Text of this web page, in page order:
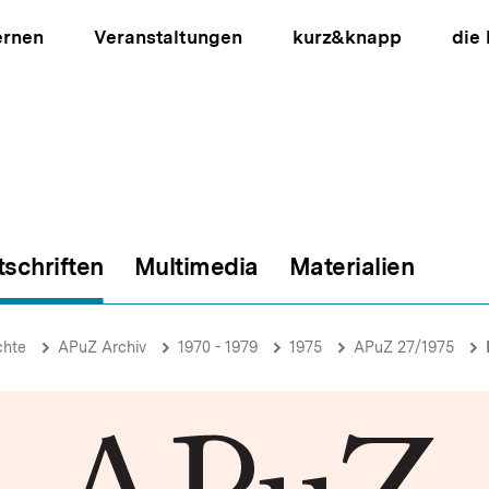
Veranstaltungen kurz&knapp die
Multimedia Materialien
APuZ Archiv 1970 - 1979 1975 APuZ 27/1975